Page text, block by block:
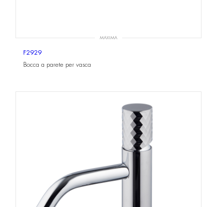
MAXIMA
F2929
Bocca a parete per vasca